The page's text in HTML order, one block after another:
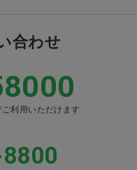
合わせ
利用いただけます